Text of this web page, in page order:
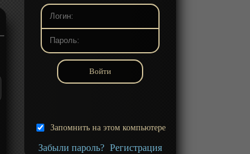
Запомнить на этом компьютере
Забыли пароль? Регистрация